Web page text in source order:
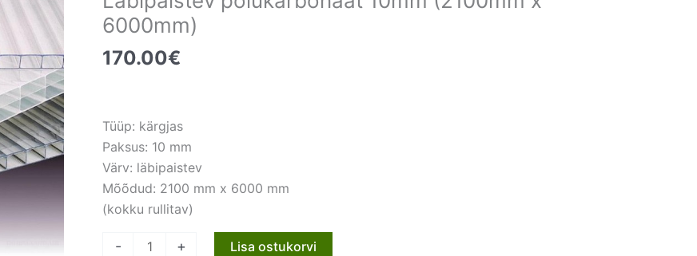
6000mm)
170.00€
Tüüp: kärgjas
Paksus: 10 mm
Värv: läbipaistev
Mõõdud: 2100 mm x 6000 mm
(kokku rullitav)
-
Läbipaistev
+ Lisa ostukorvi